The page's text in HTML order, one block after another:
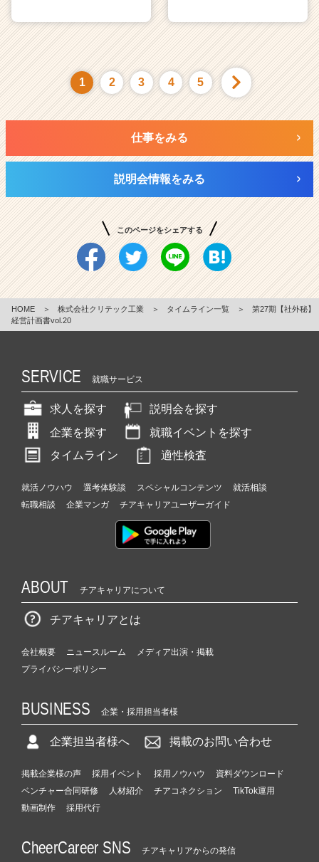
1 2 3 4 5
仕事をみる
説明会情報をみる
このページをシェアする
HOME ＞ 株式会社クリテック工業 ＞ タイムライン一覧 ＞
第27期【社外秘】
経営計画書vol.20
SERVICE 就職サービス
求人を探す
説明会を探す
企業を探す
就職イベントを探す
タイムライン
適性検査
就活ノウハウ 選考体験談 スペシャルコンテンツ
就活相談
転職相談
企業マンガ チアキャリアユーザーガイド
ABOUT チアキャリアについて
チアキャリアとは
会社概要 ニュースルーム
メディア出演・掲載
プライバシーポリシー
BUSINESS 企業・採用担当者様
企業担当者様へ 掲載のお問い合わせ
掲載企業様の声 採用イベント 採用ノウハウ
資料ダウンロード
ベンチャー合同研修
人材紹介 チアコネクション
TikTok運用
動画制作
採用代行
CheerCareer SNS チアキャリアからの発信